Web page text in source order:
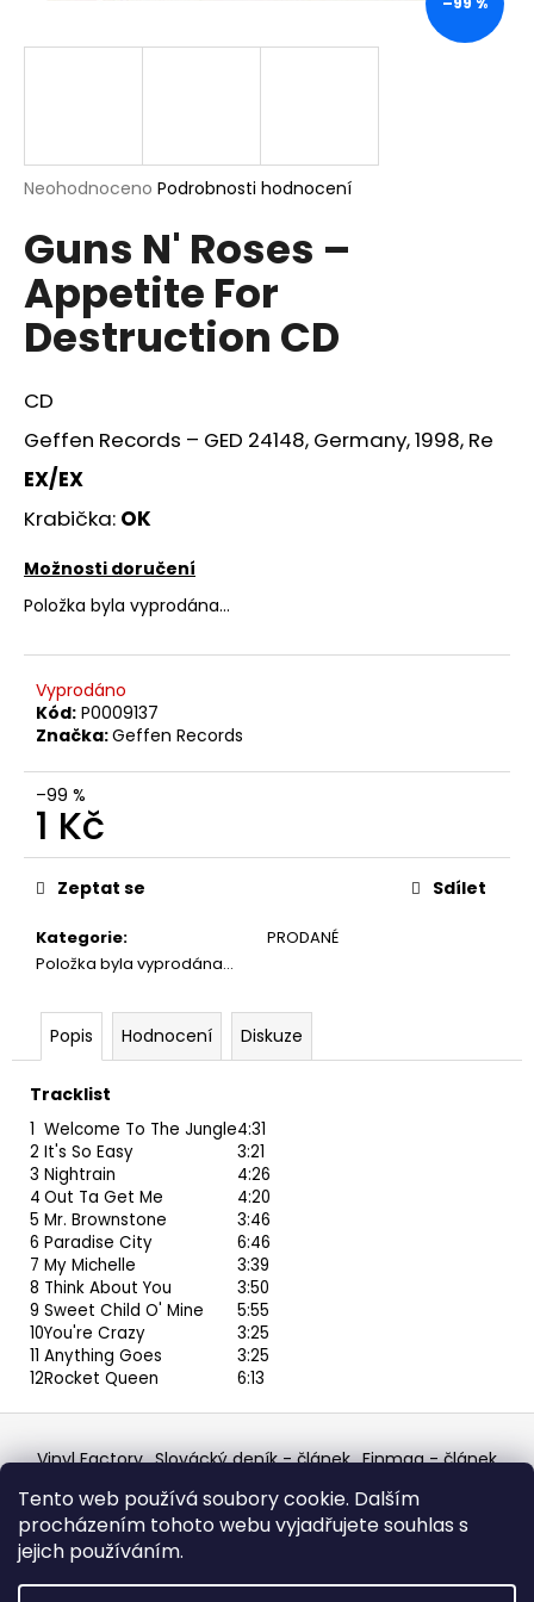
Tento web používá soubory cookie. Dalším
procházením tohoto webu vyjadřujete souhlas s
jejich používáním.
Průměrné
produktu
je
0,0
z
5
hvězdiček.
Neohodnoceno Podrobnosti hodnocení
Guns N' Roses –
Appetite For
Destruction CD
CD
Geffen Records – GED 24148, Germany, 1998, Re
EX/EX
Krabička: OK
Možnosti doručení
Položka byla vyprodána…
Vyprodáno
Kód: P0009137
Značka:Geffen Records
–99 %
1 Kč
Měrná
cena:
Kategorie:
PRODANÉ
Položka byla vyprodána…
Zeptat se Sdílet
Popis Hodnocení Diskuze
Tracklist
1 Welcome To The Jungle4:31
2 It's So Easy
3:21
3 Nightrain
4:26
4 Out Ta Get Me
4:20
5 Mr. Brownstone
3:46
6 Paradise City
6:46
7 My Michelle
3:39
8 Think About You
3:50
9 Sweet Child O' Mine
5:55
10You're Crazy
3:25
11 Anything Goes
3:25
12Rocket Queen 6:13
j
?
HLEDAT
o
p
r
u
u
e
JETHRO
–
CATFISH
RISING
MC
Kč
Z
á Vinyl Factory Slovácký deník - článek Finmag - článek
Discogs Profile Facebook výběr z hroznů
Top prodejce mincí Aukro